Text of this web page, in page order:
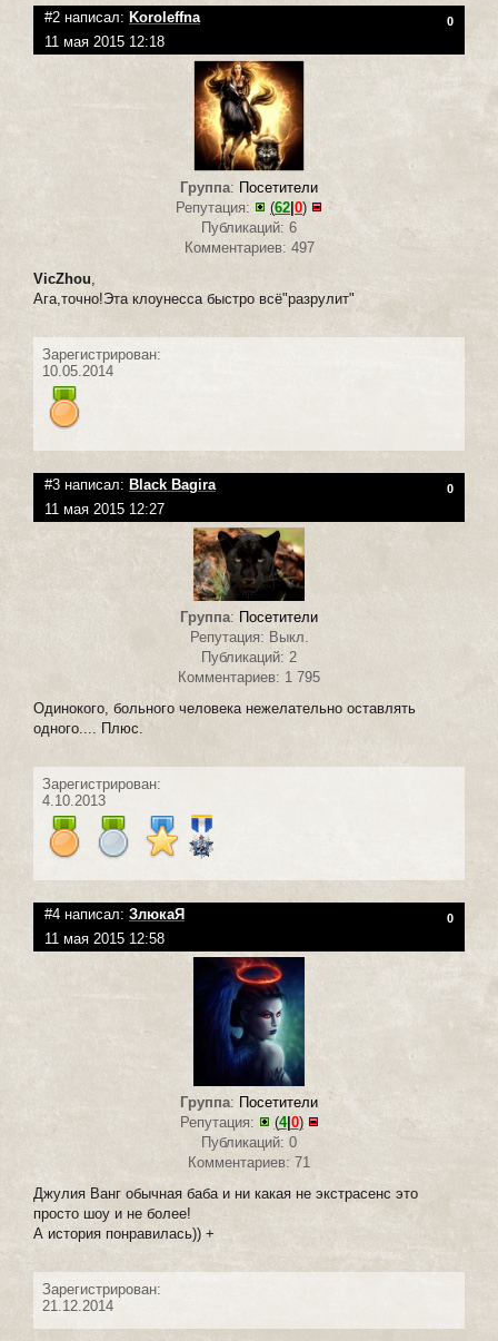
#2 написал: Koroleffna 0
11 мая 2015 12:18
Группа: Посетители
Репутация:
(62|0)
Публикаций: 6
Комментариев: 497
VicZhou
Ага,точно!Эта клоунесса быстро всё"разрулит"
Зарегистрирован:
10.05.2014
#3 написал: Black Bagira 0
11 мая 2015 12:27
Группа: Посетители
Репутация: Выкл.
Публикаций: 2
Комментариев: 1 795
Одинокого, больного человека нежелательно оставлять
одного.... Плюс.
Зарегистрирован:
4.10.2013
#4 написал: ЗлюкаЯ 0
11 мая 2015 12:58
Группа: Посетители
Репутация:
(4| 0)
Публикаций: 0
Комментариев: 71
Джулия Ванг обычная баба и ни какая не экстрасенс это
просто шоу и не более!
А история понравилась)) +
Зарегистрирован:
21.12.2014